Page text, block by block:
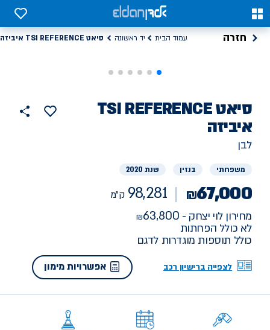
0
0
חזרה עמוד הבית יד ראשונה סיאט TSI REFERENCE איביזה
רכב
יד
ראשונה
סיאטTSI REFERENCE
איביזה
הוסף
למועדפים
לבן
משפחתי בנזין שנת 2020
₪67,000
98,281 ק"מ
מחירון לוי יצחק - 63,800
לא כולל הפחתות
כולל תוספות מוגדרות לדגם
לצפייה ברישיון רכב אפשרויות מימון